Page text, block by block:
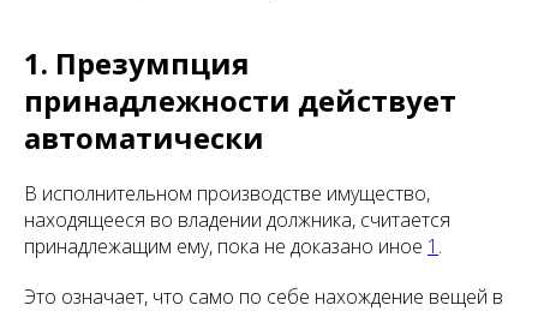
1. Презумпция
принадлежности действует
автоматически
В исполнительном производстве имущество,
находящееся во владении должника, считается
принадлежащим ему, пока не доказано иное 1 .
Это означает, что само по себе нахождение вещей в